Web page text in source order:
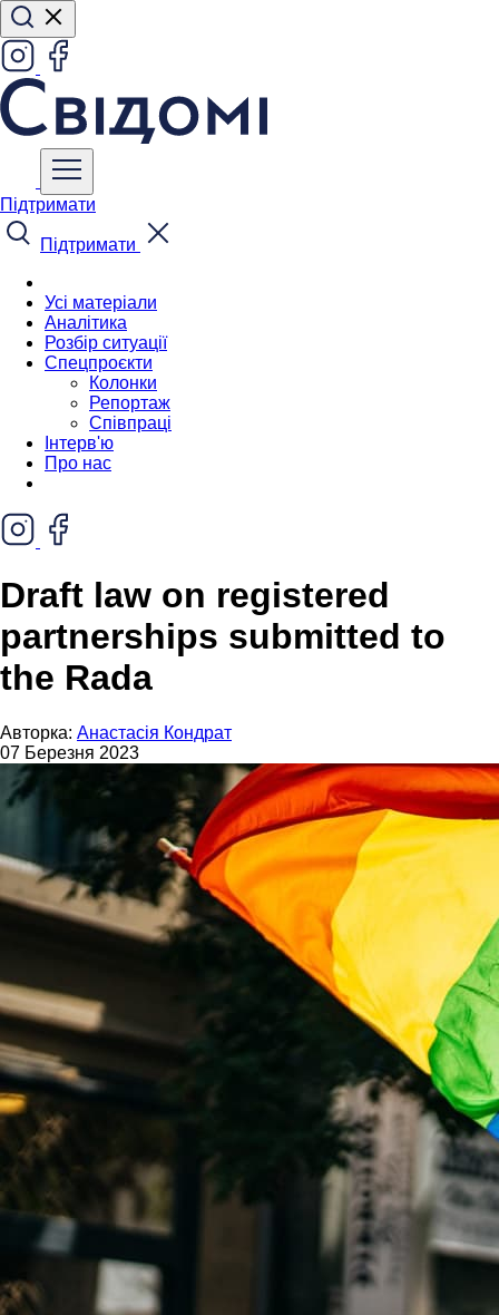
Підтримати
Підтримати
Усі матеріали
Аналітика
Розбір ситуації
Спецпроєкти
Колонки
Репортаж
Співпраці
Інтерв'ю
Про нас
Draft law on registered
partnerships submitted to
the Rada
Авторка: Анастасія Кондрат
07 Березня 2023